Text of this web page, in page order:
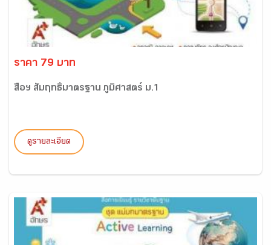
ราคา 79 บาท
สื่อฯ สัมฤทธิ์มาตรฐาน ภูมิศาสตร์ ม.1
ดูรายละเอียด